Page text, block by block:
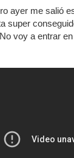
ayer me salió
super
voy a entrar